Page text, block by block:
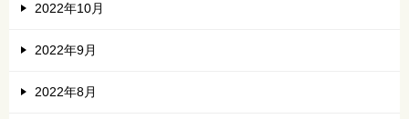
2022年10月
2022年9月
2022年8月